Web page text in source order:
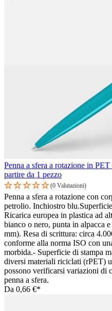
Penna a sfera a rotazione in
partire da 1 pezzo
(0 Valutazioni)
Penna a sfera a rotazione con
petrolio. Inchiostro
Ricarica europea in plastica ad
bianco o nero, punta in alpacca
mm). Resa di scrittura: circa
conforme alla norma ISO con
morbida.- Superficie di stampa
diversi materiali riciclati (rPET)
possono verificarsi variazioni di
penna a sfera.
Da 0,66 €*